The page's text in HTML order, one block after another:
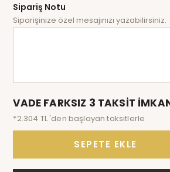
Sipariş Notu
Siparişinize özel mesajınızı yazabilirsiniz.
VADE FARKSIZ 3 TAKSİT
*2.304 TL 'den başlayan taksitlerle
SEPETE EKLE